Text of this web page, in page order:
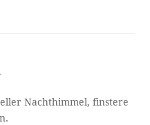
Nachthimmel, finstere